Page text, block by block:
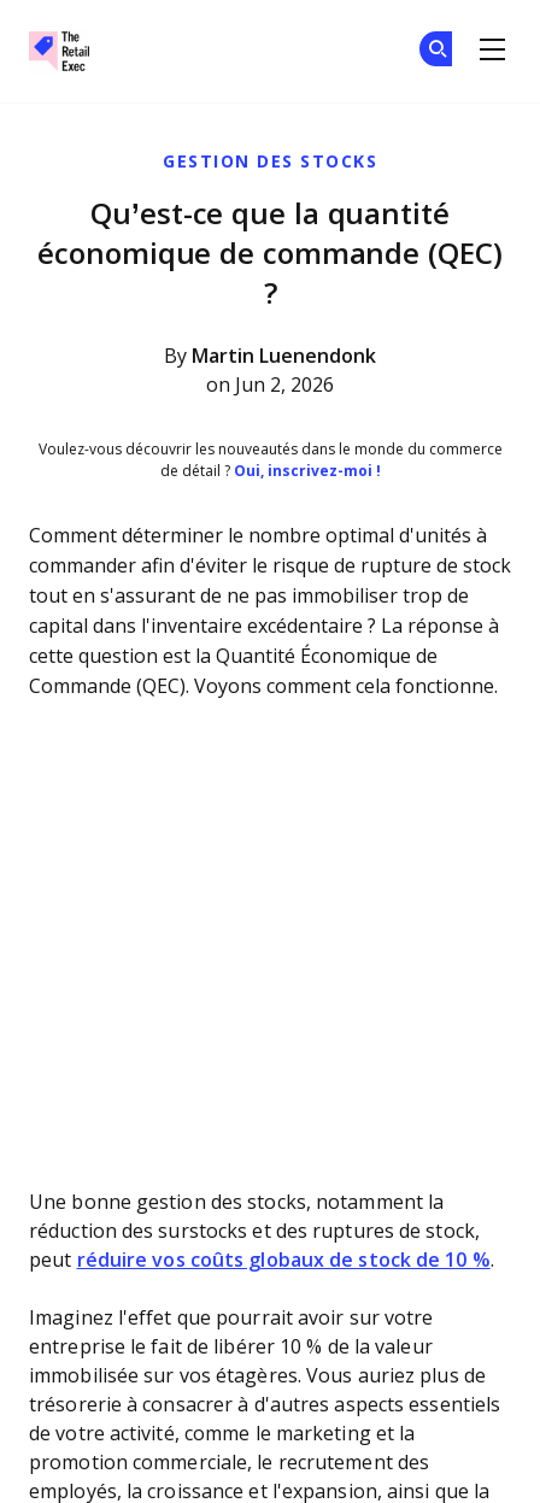
GESTION DES STOCKS
Qu’est-ce que la quantité
économique de commande (QEC)
?
By Martin Luenendonk
on Jun 2, 2026
Voulez-vous découvrir les nouveautés dans le monde du commerce
de détail ?Oui, inscrivez-moi !
Comment déterminer le nombre optimal d'unités à
commander afin d'éviter le risque de rupture de stock
tout en s'assurant de ne pas immobiliser trop de
capital dans l'inventaire excédentaire ? La réponse à
cette question est la Quantité Économique de
Commande (QEC). Voyons comment cela fonctionne.
Une bonne gestion des stocks, notamment la
réduction des surstocks et des ruptures de stock,
peut réduire vos coûts globaux de stock de 10 %.
Imaginez l'effet que pourrait avoir sur votre
entreprise le fait de libérer 10 % de la valeur
immobilisée sur vos étagères. Vous auriez plus de
trésorerie à consacrer à d'autres aspects essentiels
de votre activité, comme le marketing et la
promotion commerciale, le recrutement des
employés, la croissance et l'expansion, ainsi que la